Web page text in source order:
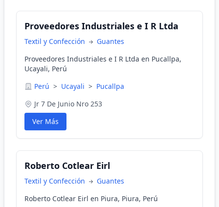
Proveedores Industriales e I R Ltda
Textil y Confección
Guantes
Proveedores Industriales e I R Ltda en Pucallpa,
Ucayali, Perú
Perú > Ucayali > Pucallpa
Jr 7 De Junio Nro 253
Ver Más
Roberto Cotlear Eirl
Textil y Confección
Guantes
Roberto Cotlear Eirl en Piura, Piura, Perú